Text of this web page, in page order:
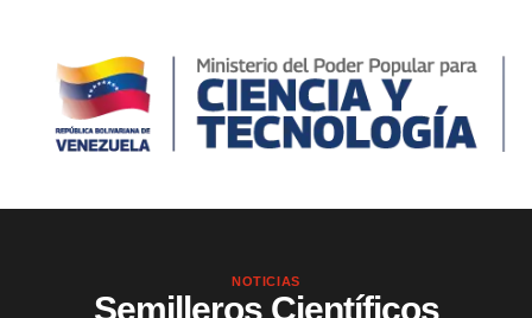
NOTICIAS
Semilleros Científicos